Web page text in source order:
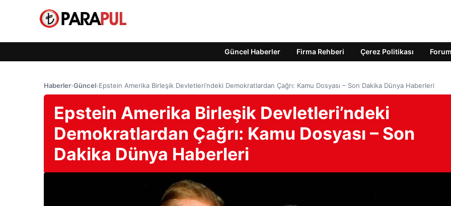
Güncel Haberler Firma Rehberi Çerez Politikası Forum
Haberler›Güncel›Epstein Amerika Birleşik Devletleri’ndeki Demokratlardan Çağrı: Kamu Dosyası – Son Dakika Dünya Haberleri
Epstein Amerika Birleşik Devletleri’ndeki
Demokratlardan Çağrı: Kamu Dosyası – Son
Dakika Dünya Haberleri